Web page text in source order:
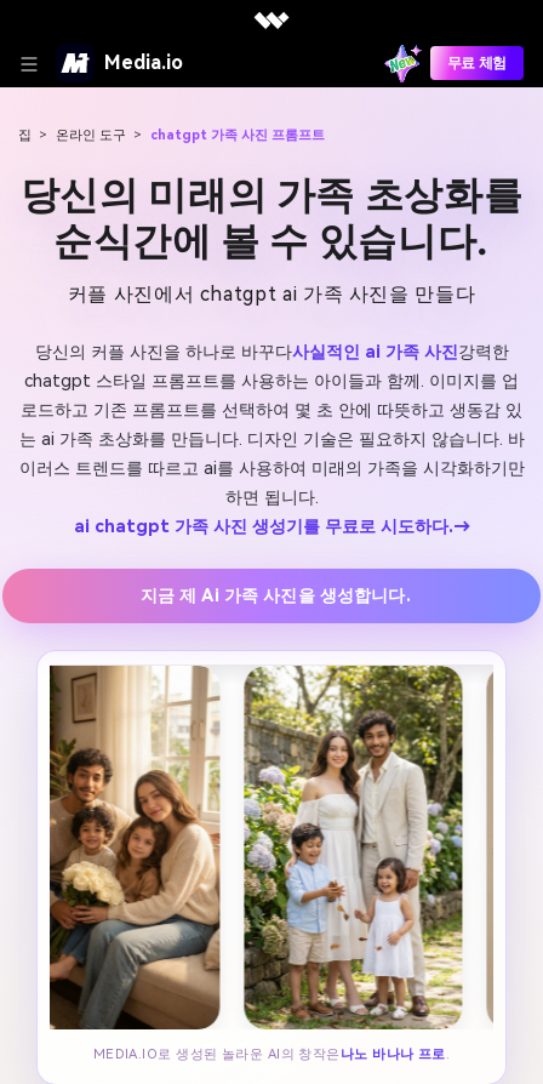
Media.io 무료 체험
집 > 온라인 도구 > chatgpt 가족 사진 프롬프트
당신의 미래의 가족 초상화를
순식간에 볼 수 있습니다.
커플 사진에서 chatgpt ai 가족 사진을 만들다
당신의 커플 사진을 하나로 바꾸다사실적인 ai 가족 사진강력한
chatgpt 스타일 프롬프트를 사용하는 아이들과 함께. 이미지를 업
로드하고 기존 프롬프트를 선택하여 몇 초 안에 따뜻하고 생동감 있
는 ai 가족 초상화를 만듭니다. 디자인 기술은 필요하지 않습니다. 바
이러스 트렌드를 따르고 ai를 사용하여 미래의 가족을 시각화하기만
하면 됩니다.
ai chatgpt 가족 사진 생성기를 무료로 시도하다.→
지금 제 Ai 가족 사진을 생성합니다.
MEDIA.IO로 생성된 놀라운 AI의 창작은 나노 바나나 프로.